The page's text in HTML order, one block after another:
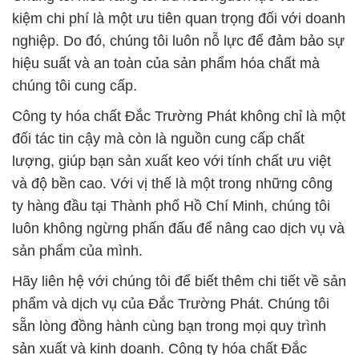
# Địa chỉ chuyên kinh doanh # phân phối Hóa chất
Caustic Soda Flakes × Xút NaOH Dạng Rắn Khô
Nirma Ấn Độ
# Cty cung cấp | bán Hóa chất Caustic Soda Flakes
× Xút NaOH Dạng Rắn Khô Nirma Ấn Độ
# Kinh doanh – cung cấp Hóa chất Caustic Soda
Flakes × Xút NaOH Dạng Rắn Khô Nirma Ấn Độ
# Đơn vị phân phối » kinh doanh Hóa chất Caustic
Soda Flakes × Xút NaOH Dạng Rắn Khô Nirma Ấn
Độ
# Đơn vị chuyên phân phối µ cung ứng Hóa chất
Caustic Soda Flakes × Xút NaOH Dạng Rắn Khô
Nirma Ấn Độ
# Cty cung cấp √ bán Hóa chất Caustic Soda Flakes
× Xút NaOH Dạng Rắn Khô Nirma Ấn Độ
# Cung cấp φ cung ứng Hóa chất Caustic Soda